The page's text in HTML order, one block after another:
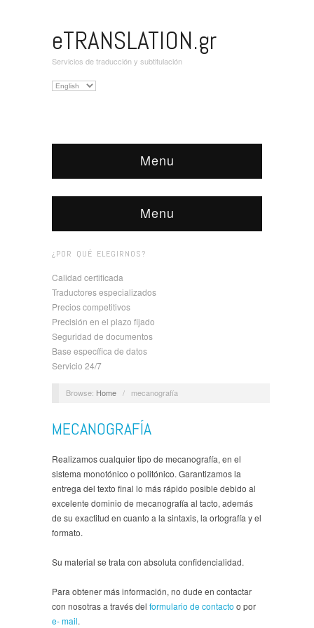
eTRANSLATION.gr
Servicios de traducción y subtitulación
Elegir
Menu
Menu
¿POR QUÉ ELEGIRNOS?
Calidad certificada
Traductores especializados
Precios competitivos
Precisión en el plazo fijado
Seguridad de documentos
Base específica de datos
Servicio 24/7
Browse: Home / mecanografía
MECANOGRAFÍA
Realizamos cualquier tipo de mecanografía, en el
sistema monotónico o politónico. Garantizamos la
entrega del texto final lo más rápido posible debido al
excelente dominio de mecanografía al tacto, además
de su exactitud en cuanto a la sintaxis, la ortografía y el
formato.
Su material se trata con absoluta confidencialidad.
Para obtener más información, no dude en contactar
con nosotras a través del formulario de contacto o por
e- mail.